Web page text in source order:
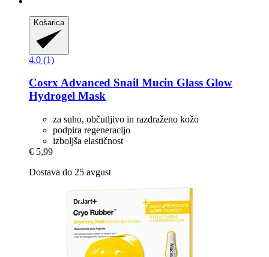
Košarica
4.0 (1)
CosrxAdvanced Snail Mucin Glass Glow
Hydrogel Mask
za suho, občutljivo in razdraženo kožo
podpira regeneracijo
izboljša elastičnost
€ 5,99
Dostava do 25 avgust